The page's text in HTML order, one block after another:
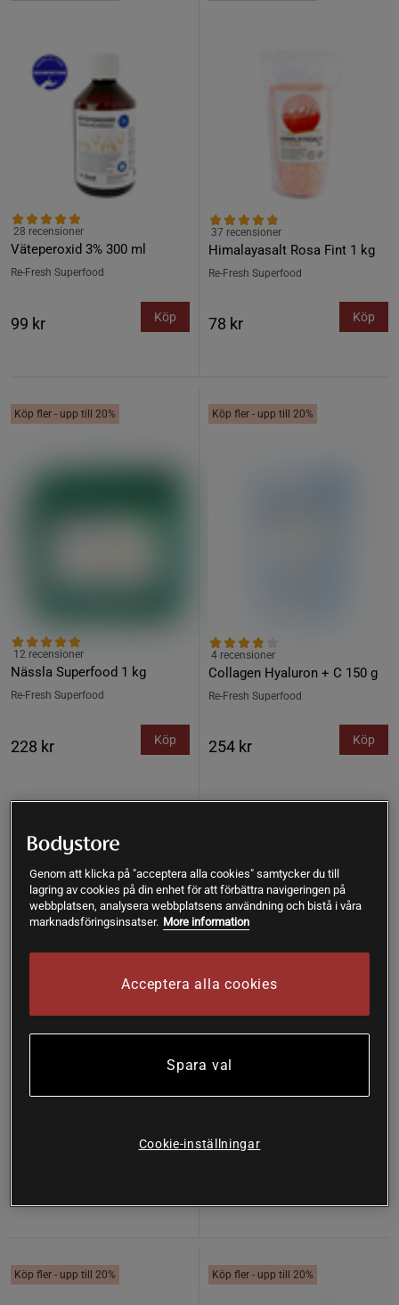
Väteperoxid 3% 300 ml
28 recensioner
Re-Fresh Superfood
99 kr Köp
Himalayasalt Rosa Fint 1 kg
37 recensioner
Re-Fresh Superfood
78 kr Köp
Köp fler - upp till 20%
Nässla Superfood 1 kg
12 recensioner
Re-Fresh Superfood
228 kr Köp
Köp fler - upp till 20%
Collagen Hyaluron + C 150 g
4 recensioner
Re-Fresh Superfood
254 kr Köp
Köp fler - upp till 20%
Benbuljong Premium 450 g
Collagen Peptider Premium
Köp fler - upp till 20% Köp fler - upp till 20%
Genom att klicka på "acceptera alla cookies" samtycker du till
lagring av cookies på din enhet för att förbättra navigeringen på
webbplatsen, analysera webbplatsens användning och bistå i våra
marknadsföringsinsatser. More information
Acceptera alla cookies
Spara val
Cookie-inställningar